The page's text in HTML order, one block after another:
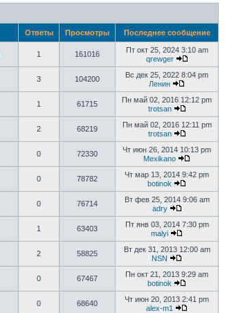
Ответы Просмотры Последнее сообщение
1 161016
Пт окт 25, 2024 3:10 am
qrewger
3 104200
Вс дек 25, 2022 8:04 pm
Ленин
1 61715
Пн май 02, 2016 12:12 pm
trotsan
2 68219
Пн май 02, 2016 12:11 pm
trotsan
0 72330
Чт июн 26, 2014 10:13 pm
Mexikano
0 78782
Чт мар 13, 2014 9:42 pm
botinok
0 76714
Вт фев 25, 2014 9:06 am
adry
1 63403
Пт янв 03, 2014 7:30 pm
malyi
2 58825
Вт дек 31, 2013 12:00 am
NSN
0 67467
Пн окт 21, 2013 9:29 am
botinok
0 68640
Чт июн 20, 2013 2:41 pm
alex-m1